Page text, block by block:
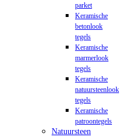
parket
Keramische
betonlook
tegels
Keramische
marmerlook
tegels
Keramische
natuursteenlook
tegels
Keramische
patroontegels
Natuursteen